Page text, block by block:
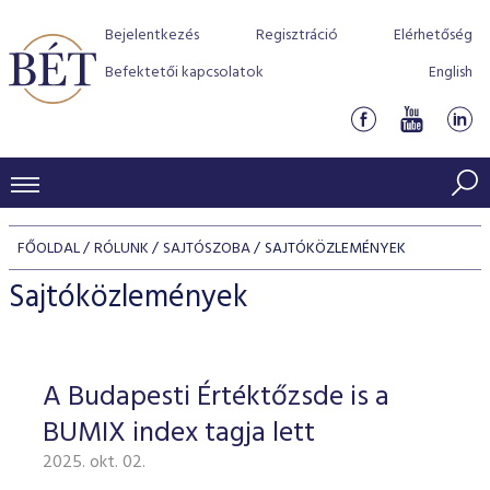
Bejelentkezés Regisztráció
Elérhetőség
Befektetői kapcsolatok
English
KERESKEDÉSI ADATOK
INDEXEK
Jelzáloglevél indexek
Vállalati kötvény indexek
Azonnali Piac
Részvények
Származékos piac
BEFEKTETŐK
Részvény szekció
Hitelpapír szekció
BÉT szabályzatok
Befektetővédelem
Alkalmazott díjstruktúra
Elszámolás
Részvény és vállalati kötvény tőzsdei bevezetését
program
BÉT Xtend - Részvénypiac egyszerűen
TŐZSDETAGOK
Tőzsdetagok, üzletkötők
VENDOROK
FŐOLDAL RÓLUNK SAJTÓSZOBA SAJTÓKÖZLEMÉNYEK
Sajtóközlemények
A Budapesti Értéktőzsde is a
BUMIX index tagja lett
2025. okt. 02.